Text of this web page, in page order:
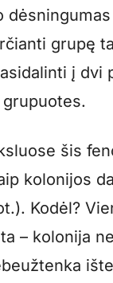
grupę
į dvi
šis
kolonijos
Kodėl?
– kolonija